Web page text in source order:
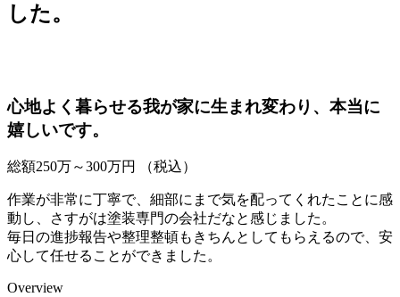
した。
心地よく暮らせる我が家に生まれ変わり、本当に
嬉しいです。
総額250万～300万円 （税込）
作業が非常に丁寧で、細部にまで気を配ってくれたことに感
動し、さすがは塗装専門の会社だなと感じました。
毎日の進捗報告や整理整頓もきちんとしてもらえるので、安
心して任せることができました。
Overview